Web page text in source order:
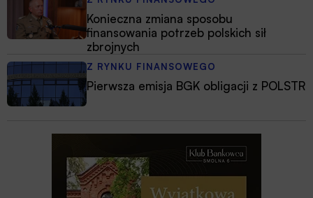
Konieczna zmiana sposobu
finansowania potrzeb polskich sił
zbrojnych
Z RYNKU FINANSOWEGO
Pierwsza emisja BGK obligacji z POLSTR